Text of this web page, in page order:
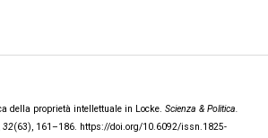
della proprietà intellettuale in Locke. Scienza & Politica.
32(63), 161–186. https://doi.org/10.6092/issn.1825-